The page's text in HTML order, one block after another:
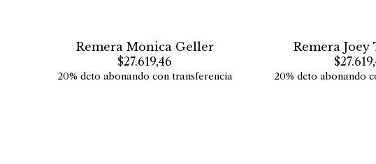
Remera Monica Geller
$27.619,46
20% dcto abonando con transferencia
Remera
20% dcto abonando